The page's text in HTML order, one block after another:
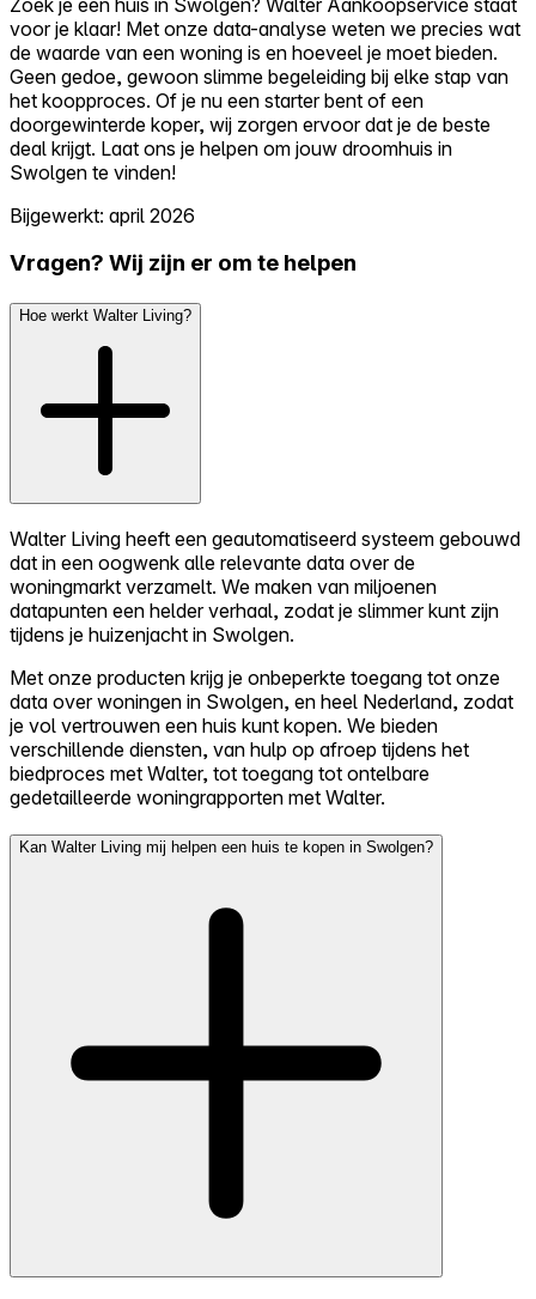
voor je klaar! Met onze data-analyse weten we precies wat
de waarde van een woning is en hoeveel je moet bieden.
Geen gedoe, gewoon slimme begeleiding bij elke stap van
het koopproces. Of je nu een starter bent of een
doorgewinterde koper, wij zorgen ervoor dat je de beste
deal krijgt. Laat ons je helpen om jouw droomhuis in
Swolgen te vinden!
Bijgewerkt: april 2026
Vragen? Wij zijn er om te helpen
Hoe werkt Walter Living?
Walter Living heeft een geautomatiseerd systeem gebouwd
dat in een oogwenk alle relevante data over de
woningmarkt verzamelt. We maken van miljoenen
datapunten een helder verhaal, zodat je slimmer kunt zijn
tijdens je huizenjacht in Swolgen.
Met onze producten krijg je onbeperkte toegang tot onze
data over woningen in Swolgen, en heel Nederland, zodat
je vol vertrouwen een huis kunt kopen. We bieden
verschillende diensten, van hulp op afroep tijdens het
biedproces met Walter, tot toegang tot ontelbare
gedetailleerde woningrapporten met Walter.
Kan Walter Living mij helpen een huis te kopen in Swolgen?